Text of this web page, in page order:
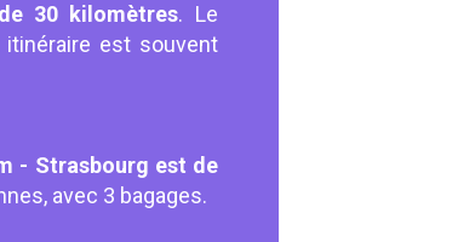
30 kilomètres. Le
itinéraire est souvent
- Strasbourg est de
avec 3 bagages.